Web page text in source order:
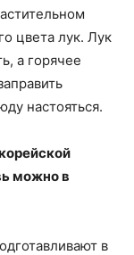
цвета лук. Лук
а горячее
настояться.
можно в
в